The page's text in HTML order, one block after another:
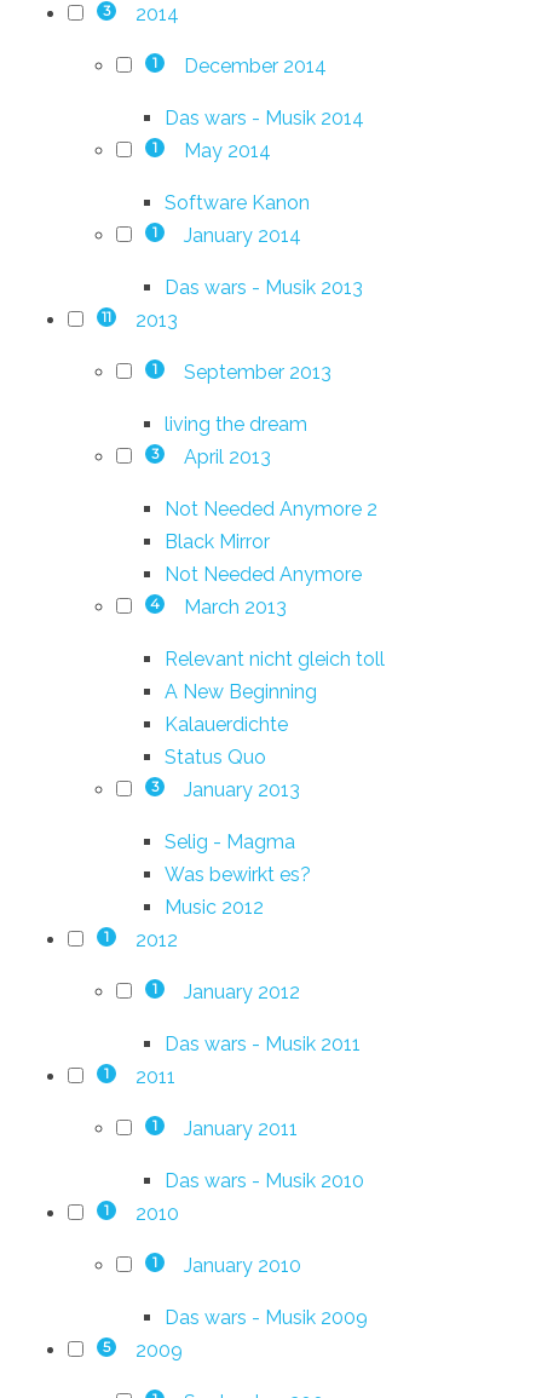
3 2014
1 December 2014
Das wars - Musik 2014
1 May 2014
Software Kanon
1 January 2014
Das wars - Musik 2013
11 2013
1 September 2013
living the dream
3 April 2013
Not Needed Anymore 2
Black Mirror
Not Needed Anymore
4 March 2013
Relevant nicht gleich toll
A New Beginning
Kalauerdichte
Status Quo
3 January 2013
Selig - Magma
Was bewirkt es?
Music 2012
1 2012
1 January 2012
Das wars - Musik 2011
1 2011
1 January 2011
Das wars - Musik 2010
1 2010
1 January 2010
Das wars - Musik 2009
5 2009